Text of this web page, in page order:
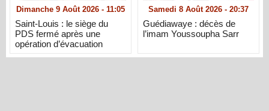
Dimanche 9 Août 2026 - 11:05
Saint-Louis : le siège du
PDS fermé après une
opération d’évacuation
Samedi 8 Août 2026 - 20:37
Guédiawaye : décès de
l’imam Youssoupha Sarr